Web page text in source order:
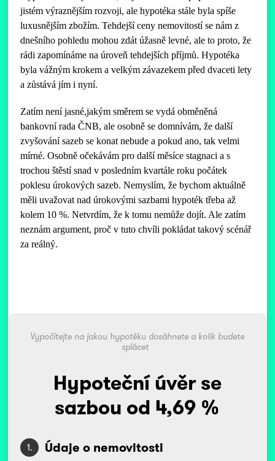
jistém výraznějším rozvoji, ale hypotéka stále byla spíše
luxusnějším zbožím. Tehdejší ceny nemovitostí se nám z
dnešního pohledu mohou zdát úžasně levné, ale to proto, že
rádi zapomínáme na úroveň tehdejších příjmů. Hypotéka
byla vážným krokem a velkým závazekem před dvaceti lety
a zůstává jím i nyní.
Zatím není jasné,jakým směrem se vydá obměněná
bankovní rada ČNB, ale osobně se domnívám, že další
zvyšování sazeb se konat nebude a pokud ano, tak velmi
mírné. Osobně očekávám pro další měsíce stagnaci a s
trochou štěstí snad v posledním kvartále roku počátek
poklesu úrokových sazeb. Nemyslím, že bychom aktuálně
měli uvažovat nad úrokovými sazbami hypoték třeba až
kolem 10 %. Netvrdím, že k tomu nemůže dojít. Ale zatím
neznám argument, proč v tuto chvíli pokládat takový scénář
za reálný.
Vypočítejte na jakou hypotéku dosáhnete a kolik budete
splácet
Hypoteční úvěr se
sazbou od 4,69 %
1. Údaje o nemovitosti